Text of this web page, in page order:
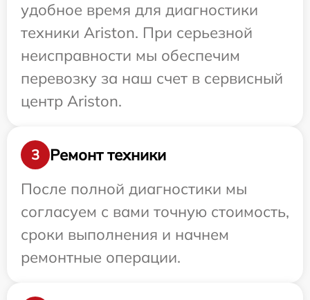
удобное время для диагностики
техники Ariston. При серьезной
неисправности мы обеспечим
перевозку за наш счет в сервисный
центр Ariston.
3
Ремонт техники
После полной диагностики мы
согласуем с вами точную стоимость,
сроки выполнения и начнем
ремонтные операции.